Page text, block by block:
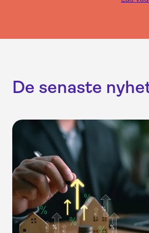
De senaste